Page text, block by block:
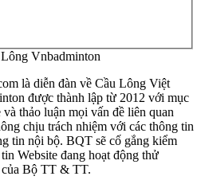
Vnbadminton
là diễn đàn về Cầu Lông Việt
được thành lập từ 2012 với mục
thảo luận mọi vấn đề liên quan
chịu trách nhiệm với các thông tin
tin nội bộ. BQT sẽ cố gắng kiểm
Website đang hoạt động thử
Bộ TT & TT.